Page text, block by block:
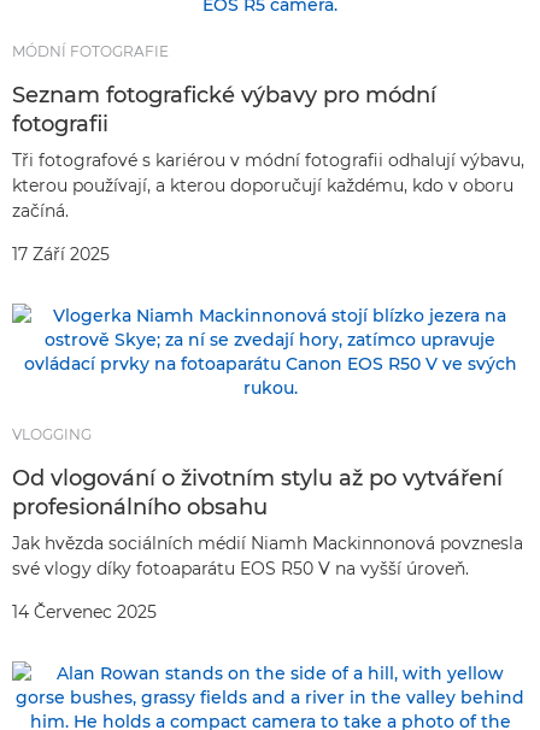
MÓDNÍ FOTOGRAFIE
Seznam fotografické výbavy pro módní
fotografii
Tři fotografové s kariérou v módní fotografii odhalují výbavu,
kterou používají, a kterou doporučují každému, kdo v oboru
začíná.
17 Září 2025
VLOGGING
Od vlogování o životním stylu až po vytváření
profesionálního obsahu
Jak hvězda sociálních médií Niamh Mackinnonová povznesla
své vlogy díky fotoaparátu EOS R50 V na vyšší úroveň.
14 Červenec 2025